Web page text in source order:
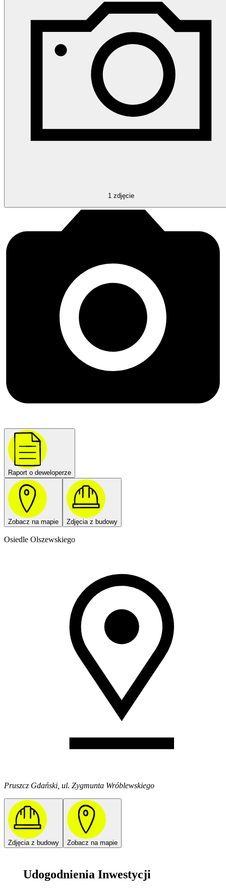
1 zdjęcie
Raport o deweloperze
Zobacz na mapie Zdjęcia z budowy
Osiedle Olszewskiego
Pruszcz Gdański, ul. Zygmunta Wróblewskiego
Zdjęcia z budowy Zobacz na mapie
Udogodnienia Inwestycji